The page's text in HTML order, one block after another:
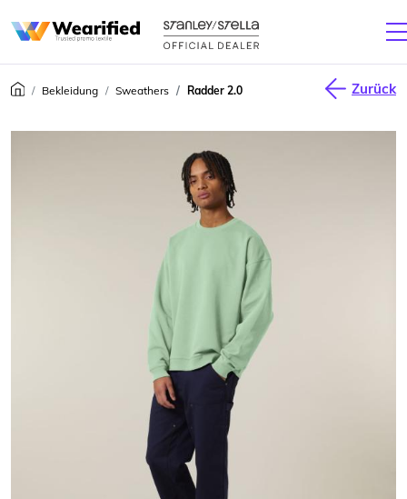
Bekleidung Sweathers Radder 2.0 Zurück